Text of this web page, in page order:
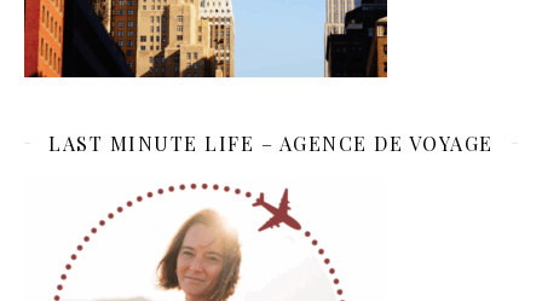
LAST MINUTE LIFE – AGENCE DE VOYAGE